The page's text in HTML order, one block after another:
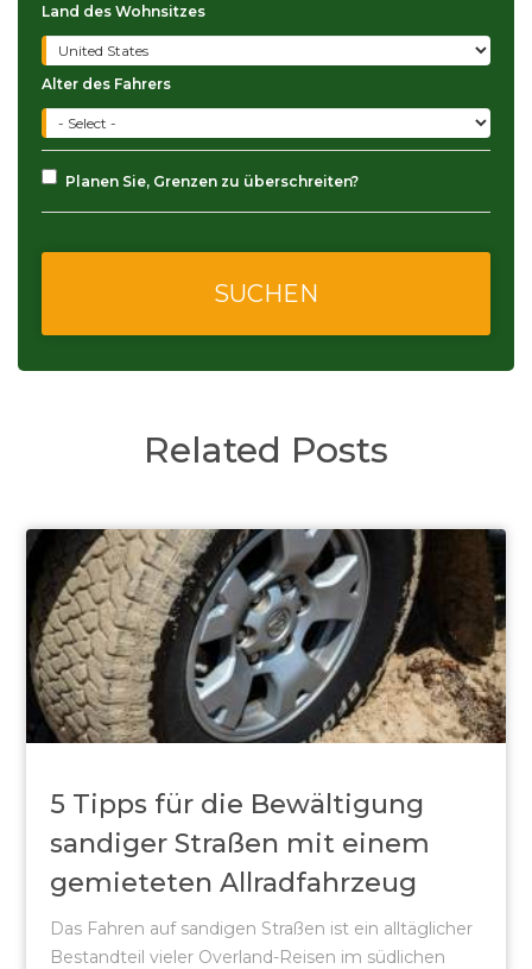
Land des Wohnsitzes
Alter des Fahrers
Planen Sie, Grenzen zu überschreiten?
Related Posts
5 Tipps für die Bewältigung
sandiger Straßen mit einem
gemieteten Allradfahrzeug
Das Fahren auf sandigen Straßen ist ein alltäglicher
Bestandteil vieler Overland-Reisen im südlichen